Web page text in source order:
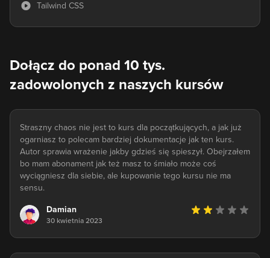
Tailwind CSS
Dołącz do ponad 10 tys.
zadowolonych z naszych kursów
Straszny chaos nie jest to kurs dla początkujących, a jak już
ogarniasz to polecam bardziej dokumentacje jak ten kurs.
Autor sprawia wrażenie jakby gdzieś się spieszył. Obejrzałem
bo mam abonament jak też masz to śmiało może coś
wyciągniesz dla siebie, ale kupowanie tego kursu nie ma
sensu.
Damian
30 kwietnia 2023